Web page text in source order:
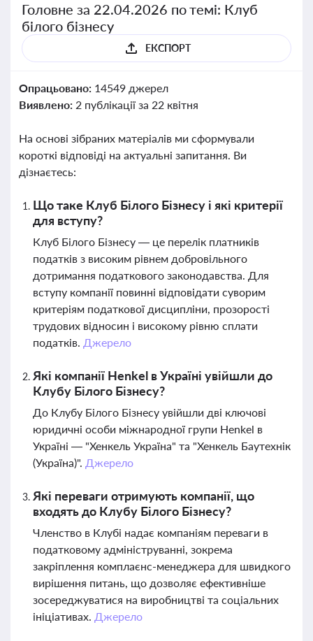
Головне за 22.04.2026 по темі: Клуб
білого бізнесу
ЕКСПОРТ
Опрацьовано: 14549 джерел
Виявлено: 2 публікації за 22 квітня
На основі зібраних матеріалів ми сформували
короткі відповіді на актуальні запитання. Ви
дізнаєтесь:
Що таке Клуб Білого Бізнесу і які критерії
для вступу?
Клуб Білого Бізнесу — це перелік платників
податків з високим рівнем добровільного
дотримання податкового законодавства. Для
вступу компанії повинні відповідати суворим
критеріям податкової дисципліни, прозорості
трудових відносин і високому рівню сплати
податків. Джерело
Які компанії Henkel в Україні увійшли до
Клубу Білого Бізнесу?
До Клубу Білого Бізнесу увійшли дві ключові
юридичні особи міжнародної групи Henkel в
Україні — "Хенкель Україна" та "Хенкель Баутехнік
(Україна)". Джерело
Які переваги отримують компанії, що
входять до Клубу Білого Бізнесу?
Членство в Клубі надає компаніям переваги в
податковому адмініструванні, зокрема
закріплення комплаєнс-менеджера для швидкого
вирішення питань, що дозволяє ефективніше
зосереджуватися на виробництві та соціальних
ініціативах. Джерело